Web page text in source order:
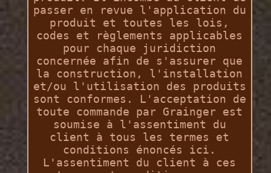
passer en revue l'application du
produit et toutes les lois,
codes et règlements applicables
pour chaque juridiction
concernée afin de s'assurer que
la construction, l'installation
et/ou l'utilisation des produits
sont conformes. L'acceptation de
toute commande par Grainger est
soumise à l'assentiment du
client à tous les termes et
conditions énoncés ici.
L'assentiment du client à ces